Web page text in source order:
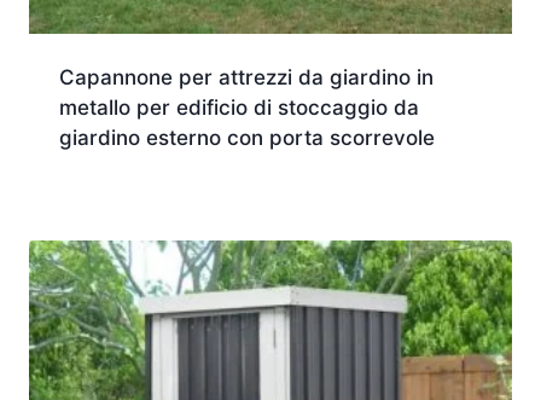
Capannone per attrezzi da giardino in
metallo per edificio di stoccaggio da
giardino esterno con porta scorrevole